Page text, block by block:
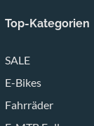
Top-Kategorien
SALE
E-Bikes
Fahrräder